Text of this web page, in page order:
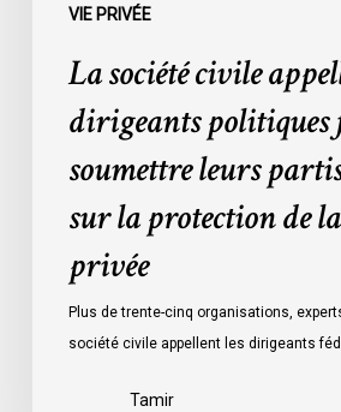
VIE PRIVÉE
protection
privée
La société civile
dirigeants politiques
soumettre leurs
sur la protection de
privée
Plus de trente-cinq organisations,
société civile appellent les dirigeants
Tamir